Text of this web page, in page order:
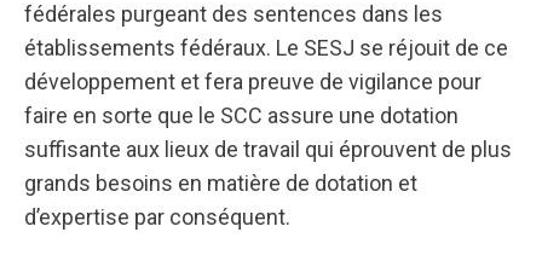
fédérales purgeant des sentences dans les
établissements fédéraux. Le SESJ se réjouit de ce
développement et fera preuve de vigilance pour
faire en sorte que le SCC assure une dotation
suffisante aux lieux de travail qui éprouvent de plus
grands besoins en matière de dotation et
d’expertise par conséquent.